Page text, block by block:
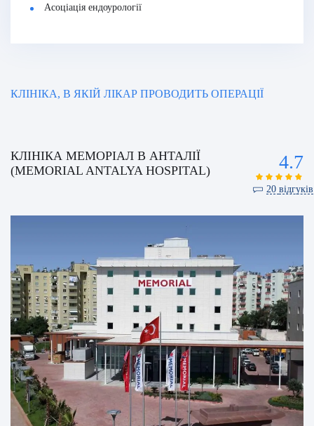
Асоціація ендоурології
КЛІНІКА, В ЯКІЙ ЛІКАР ПРОВОДИТЬ ОПЕРАЦІЇ
КЛІНІКА МЕМОРІАЛ В АНТАЛІЇ
(MEMORIAL ANTALYA HOSPITAL)
4.7
20 відгуків